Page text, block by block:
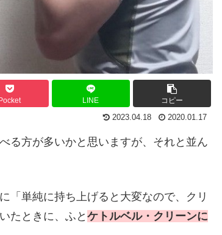
Pocket LINE コピー
2023.04.18 2020.01.17
る方が多いかと思いますが、それと並ん
「単純に持ち上げると大変なので、クリ
たときに、ふと ケトルベル・クリーンに